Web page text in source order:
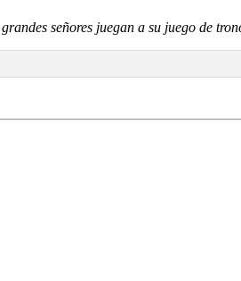
señores juegan a su juego de